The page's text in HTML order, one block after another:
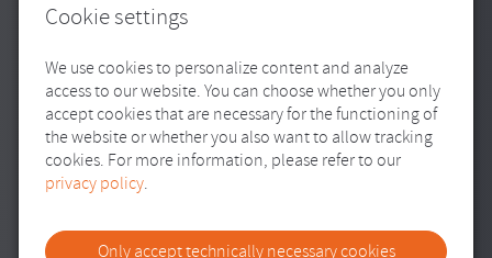
SITEMAP IMPRESSUM DATENSCHUTZ TRANSPARENZ
Cookie settings
We use cookies to personalize content and analyze
access to our website. You can choose whether you only
accept cookies that are necessary for the functioning of
the website or whether you also want to allow tracking
cookies. For more information, please refer to our
privacy policy.
Only accept technically necessary cookies